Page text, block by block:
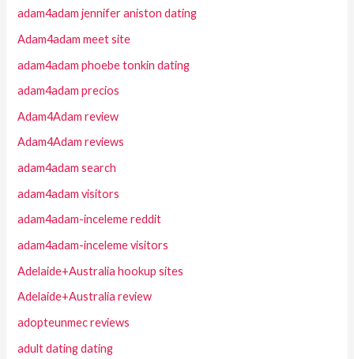
adam4adam jennifer aniston dating
Adam4adam meet site
adam4adam phoebe tonkin dating
adam4adam precios
Adam4Adam review
Adam4Adam reviews
adam4adam search
adam4adam visitors
adam4adam-inceleme reddit
adam4adam-inceleme visitors
Adelaide+Australia hookup sites
Adelaide+Australia review
adopteunmec reviews
adult dating dating